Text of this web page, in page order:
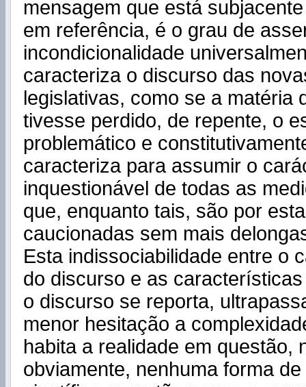
mensagem que está
em referência, é o grau de
incondicionalidade
caracteriza o discurso das
legislativas, como se a matéria
tivesse perdido, de repente, o
problemático e
caracteriza para assumir o
inquestionável de todas as
que, enquanto tais, são por
caucionadas sem mais
Esta indissociabilidade entre o
do discurso e as
o discurso se reporta,
menor hesitação a
habita a realidade em questão,
obviamente, nenhuma forma